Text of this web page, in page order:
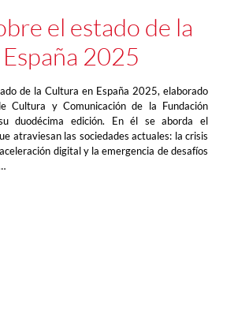
el estado de la
2025
de la Cultura en España 2025, elaborado
Cultura y Comunicación de la Fundación
duodécima edición. En él se aborda el
atraviesan las sociedades actuales: la crisis
digital y la emergencia de desafíos